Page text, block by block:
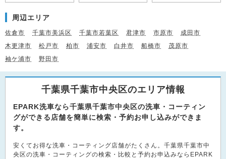
周辺エリア
佐倉市 千葉市美浜区 千葉市若葉区 君津市 市原市
成田市
木更津市
松戸市 柏市 浦安市 白井市 船橋市
茂原市
袖ケ浦市
野田市
千葉県千葉市中央区のエリア情報
EPARK洗車なら千葉県千葉市中央区の洗車・コーティン
グができる店舗を簡単に検索・予約お申し込みができま
す。
安くてお得な洗車・コーティング店舗がたくさん。千葉県千葉市中
央区の洗車・コーティングの検索・比較と予約お申込みならEPARK